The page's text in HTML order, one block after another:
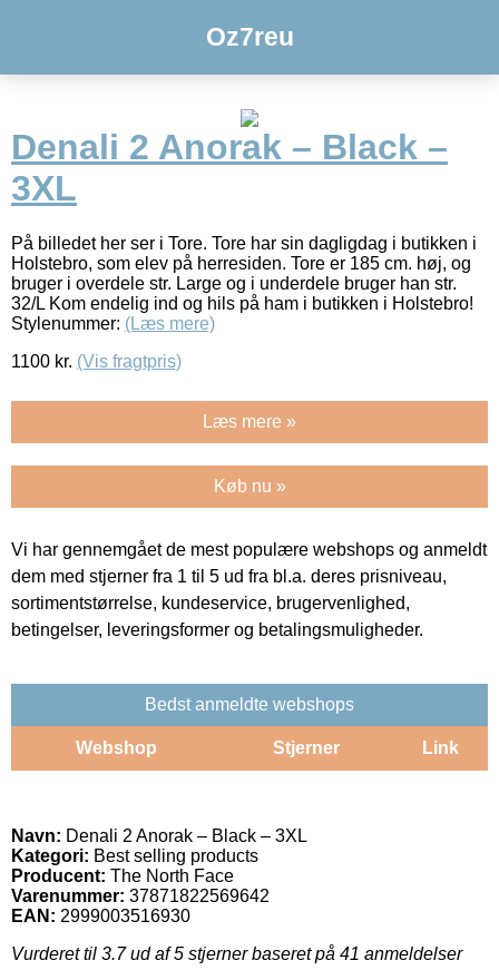
Oz7reu
Denali 2 Anorak – Black –
3XL
På billedet her ser i Tore. Tore har sin dagligdag i butikken i
Holstebro, som elev på herresiden. Tore er 185 cm. høj, og
bruger i overdele str. Large og i underdele bruger han str.
32/L Kom endelig ind og hils på ham i butikken i Holstebro!
Stylenummer: (Læs mere)
1100 kr. (Vis fragtpris)
Læs mere »
Køb nu »
Vi har gennemgået de mest populære webshops og anmeldt
dem med stjerner fra 1 til 5 ud fra bl.a. deres prisniveau,
sortimentstørrelse, kundeservice, brugervenlighed,
betingelser, leveringsformer og betalingsmuligheder.
Bedst anmeldte webshops
Webshop Stjerner Link
Navn: Denali 2 Anorak – Black – 3XL
Kategori: Best selling products
Producent: The North Face
Varenummer: 37871822569642
EAN: 2999003516930
Vurderet til 3.7ud af 5 stjerner baseret på 41 anmeldelser